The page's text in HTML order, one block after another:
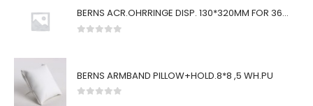
BERNS ACR.OHRRINGE DISP. 130*320MM FOR 36 PAIRS
BERNS ARMBAND PILLOW+HOLD.8*8 ,5 WH.PU